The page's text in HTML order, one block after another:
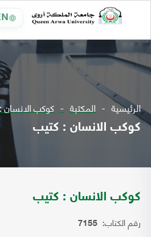
الرئيسية المكتبة كوكب
كوكب الانسان : كتيب
كوكب الانسان : كتيب
رقم الكتاب: 7155